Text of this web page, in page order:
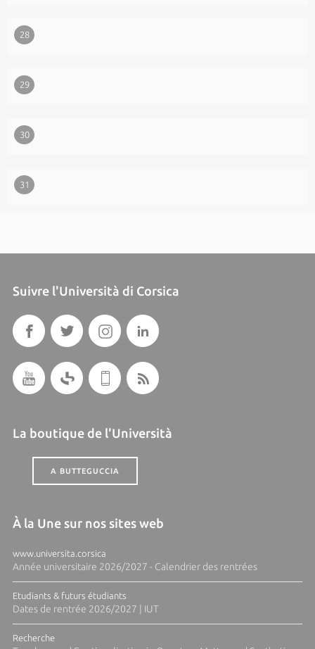
28
29
30
31
Suivre l'Università di Corsica
La boutique de l'Università
A BUTTEGUCCIA
À la Une sur nos sites web
www.universita.corsica
Année universitaire 2026/2027 - Calendrier des rentrées
Etudiants & futurs étudiants
Dates de rentrée 2026/2027 | IUT
Recherche